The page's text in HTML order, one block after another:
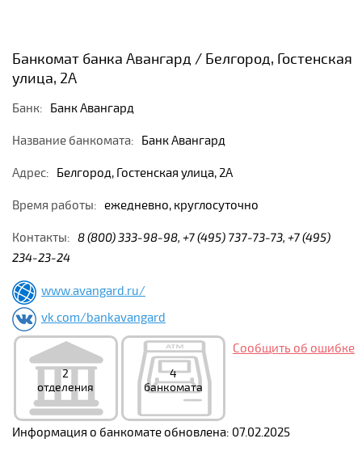
Банкомат банка Авангард / Белгород, Гостенская
улица, 2А
Банк: Банк Авангард
Название банкомата: Банк Авангард
Адрес: Белгород, Гостенская улица, 2А
Время работы: ежедневно, круглосуточно
Контакты: 8 (800) 333-98-98, +7 (495) 737-73-73, +7 (495)
234-23-24
www.avangard.ru/
vk.com/bankavangard
2
отделения
4
банкомата
Сообщить об ошибке
Информация о банкомате обновлена: 07.02.2025